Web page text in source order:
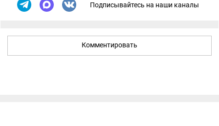
Подписывайтесь на наши каналы
Комментировать